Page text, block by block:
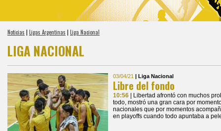
Noticias | Ligas Argentinas | Liga Nacional
LIGA NACIONAL
03/04/21 | Liga Nacional
Libre del fondo
10:56
| Libertad afrontó con muchos
todo, mostró una gran cara por
nacionales que por momentos
en playoffs cuando todo apuntaba a